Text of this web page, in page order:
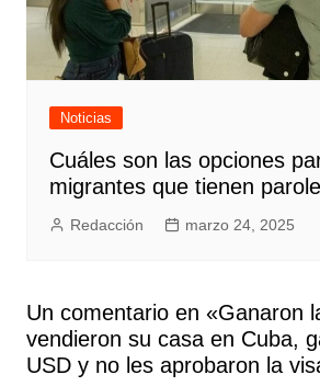
Noticias
Cuáles son las opciones
migrantes que tienen
Redacción marzo 24, 2025
Un comentario en «Ganaron
vendieron su casa en Cuba,
USD y no les aprobaron la